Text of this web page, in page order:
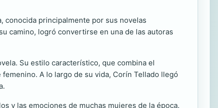
conocida principalmente por sus novelas
camino, logró convertirse en una de las autoras
Su estilo característico, que combina el
A lo largo de su vida, Corín Tellado llegó
y las emociones de muchas mujeres de la época.